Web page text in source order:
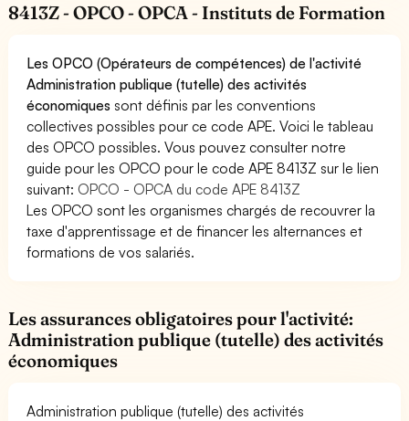
8413Z - OPCO - OPCA - Instituts de Formation
Les OPCO (Opérateurs de compétences) de l'activité
Administration publique (tutelle) des activités
économiques sont définis par les conventions
collectives possibles pour ce code APE. Voici le tableau
des OPCO possibles. Vous pouvez consulter notre
guide pour les OPCO pour le code APE 8413Z sur le lien
suivant: OPCO - OPCA du code APE 8413Z
Les OPCO sont les organismes chargés de recouvrer la
taxe d'apprentissage et de financer les alternances et
formations de vos salariés.
Les assurances obligatoires pour l'activité:
Administration publique (tutelle) des activités
économiques
Administration publique (tutelle) des activités